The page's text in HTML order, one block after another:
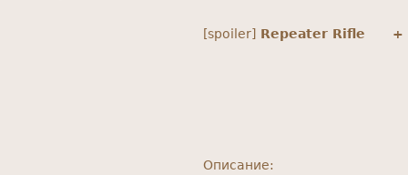
[spoiler] Repeater Rifle +
Описание: